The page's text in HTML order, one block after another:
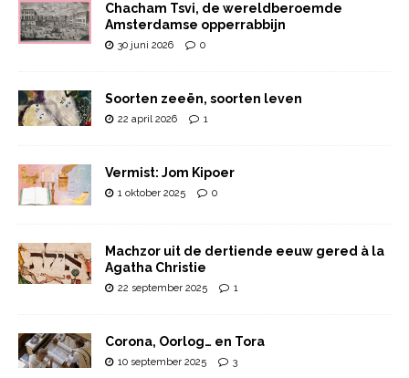
Chacham Tsvi, de wereldberoemde
Amsterdamse opperrabbijn
30 juni 2026 0
Soorten zeeën, soorten leven
22 april 2026 1
Vermist: Jom Kipoer
1 oktober 2025 0
Machzor uit de dertiende eeuw gered à la
Agatha Christie
22 september 2025 1
Corona, Oorlog… en Tora
10 september 2025 3